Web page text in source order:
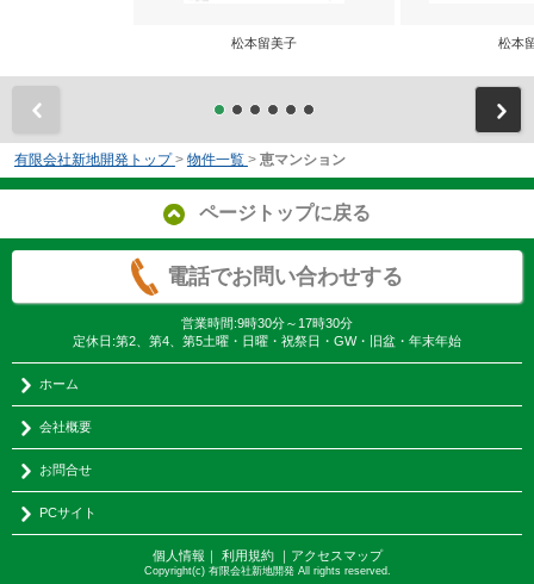
松本留美子 松本
有限会社新地開発トップ > 物件一覧 > 恵マンション
ページトップに戻る
電話でお問い合わせする
営業時間:9時30分～17時30分
定休日:第2、第4、第5土曜・日曜・祝祭日・GW・旧盆・年末年始
ホーム
会社概要
お問合せ
PCサイト
個人情報 ｜ 利用規約｜ アクセスマップ
Copyright(c) 有限会社新地開発 All rights reserved.